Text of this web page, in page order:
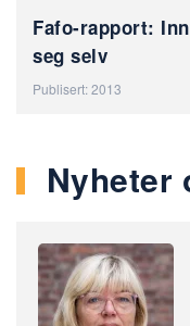
Fafo-rapport:
seg selv
Publisert: 2013
Nyheter